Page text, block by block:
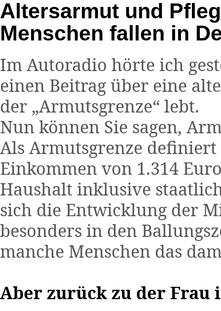
Altersarmut und
Menschen fallen in
Im Autoradio hörte ich
einen Beitrag über eine
der „Armutsgrenze“ lebt.
Nun können Sie sagen,
Als Armutsgrenze definiert
Einkommen von 1.314
Haushalt inklusive
sich die Entwicklung der
besonders in den
manche Menschen das
Aber zurück zu der Frau